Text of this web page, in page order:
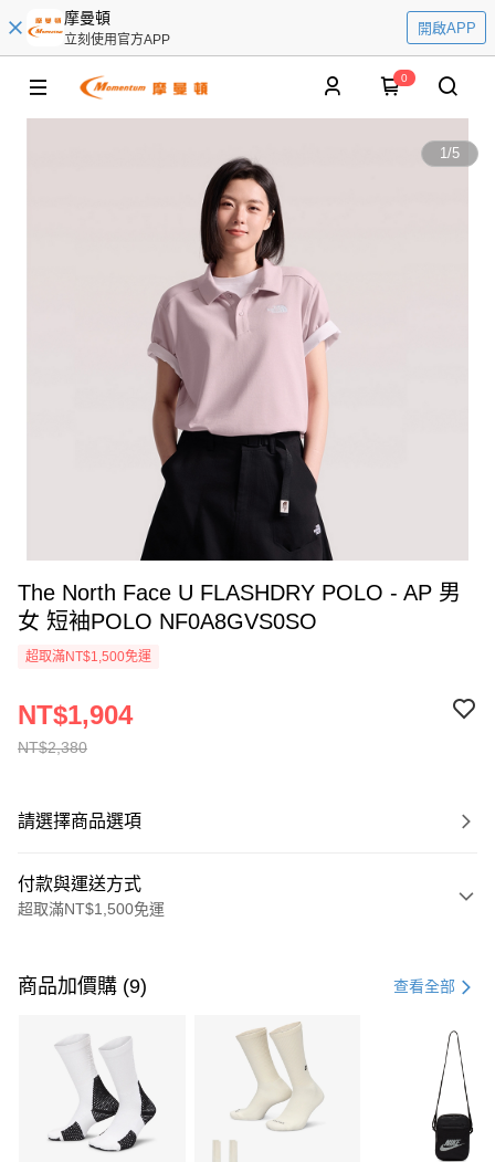
摩曼頓
立刻使用官方APP
開啟APP
0
1/5
The North Face U FLASHDRY POLO - AP 男
女 短袖POLO NF0A8GVS0SO
超取滿NT$1,500免運
NT$2,380
NT$1,904
請選擇商品選項
付款與運送方式
超取滿NT$1,500免運
信用卡一次付款
3 期 0 利率 每期 21家銀行
合作金庫商業銀行
第一商業銀行
華南商業銀行
彰化商業銀行
上海商業儲蓄銀行
Apple Pay
商品加價購 (9) 查看全部